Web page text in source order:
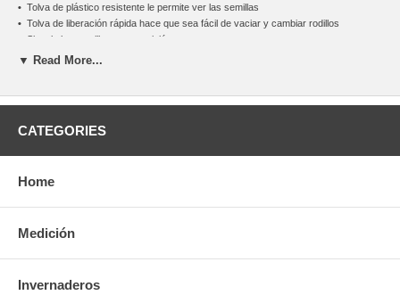
• Tolva de plástico resistente le permite ver las semillas
• Tolva de liberación rápida hace que sea fácil de vaciar y cambiar rodillos
Singula las semillas con precisión
Tabla de selección de tamaño de rodillo se incluye en el interior de la tapa de la
•No hay pérdida de las semillas sobrantes
•Se utilizan rodillos de plástico contra la abrasión para evitar la electricidad estática
▼ Read More...
CATEGORIES
Home
Medición
Invernaderos